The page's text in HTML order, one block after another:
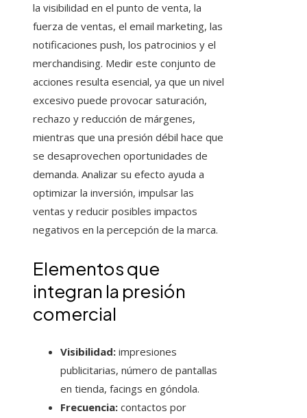
la visibilidad en el punto de venta, la
fuerza de ventas, el email marketing, las
notificaciones push, los patrocinios y el
merchandising. Medir este conjunto de
acciones resulta esencial, ya que un nivel
excesivo puede provocar saturación,
rechazo y reducción de márgenes,
mientras que una presión débil hace que
se desaprovechen oportunidades de
demanda. Analizar su efecto ayuda a
optimizar la inversión, impulsar las
ventas y reducir posibles impactos
negativos en la percepción de la marca.
Elementos que
integran la presión
comercial
Visibilidad: impresiones
publicitarias, número de pantallas
en tienda, facings en góndola.
Frecuencia: contactos por